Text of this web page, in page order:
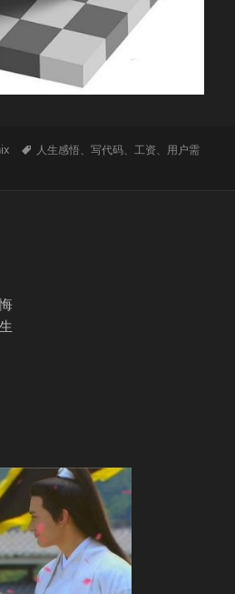
标
人生感悟、写代码、工资、 用户需